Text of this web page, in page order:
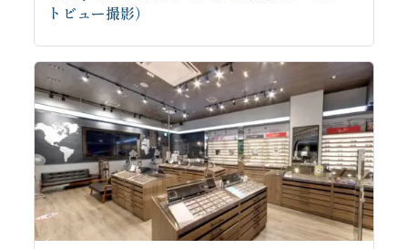
トビュー撮影）